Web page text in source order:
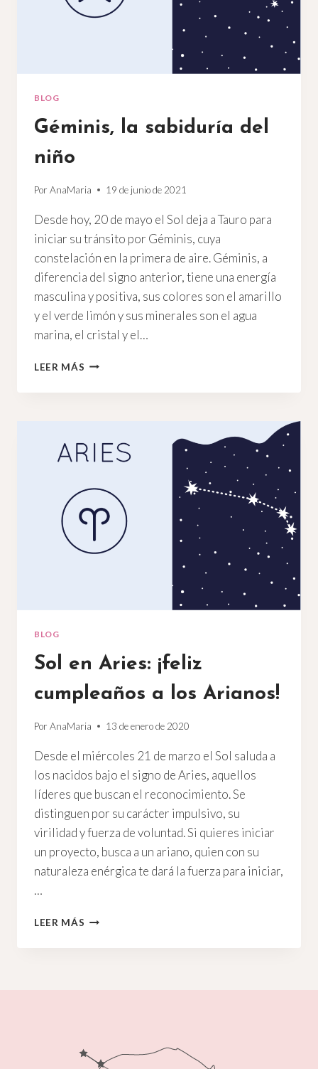
BLOG
Géminis, la sabiduría del
niño
Por AnaMaria 19 de junio de 2021
Desde hoy, 20 de mayo el Sol deja a Tauro para
iniciar su tránsito por Géminis, cuya
constelación en la primera de aire. Géminis, a
diferencia del signo anterior, tiene una energía
masculina y positiva, sus colores son el amarillo
y el verde limón y sus minerales son el agua
marina, el cristal y el…
LEER MÁS GÉMINIS,
BLOG
Sol en Aries: ¡feliz
cumpleaños a los Arianos!
Por AnaMaria 13 de enero de 2020
Desde el miércoles 21 de marzo el Sol saluda a
los nacidos bajo el signo de Aries, aquellos
líderes que buscan el reconocimiento. Se
distinguen por su carácter impulsivo, su
virilidad y fuerza de voluntad. Si quieres iniciar
un proyecto, busca a un ariano, quien con su
naturaleza enérgica te dará la fuerza para iniciar,
…
LEER MÁS SOL